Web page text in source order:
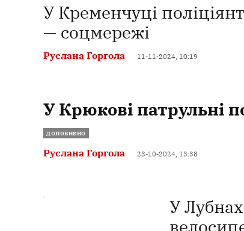
У Кременчуці
— соцмережі
Руслана Горгола 11-11-2024, 10:19
У Крюкові патрульні
ДОПОВНЕНО
Руслана Горгола 23-10-2024, 13:38
У